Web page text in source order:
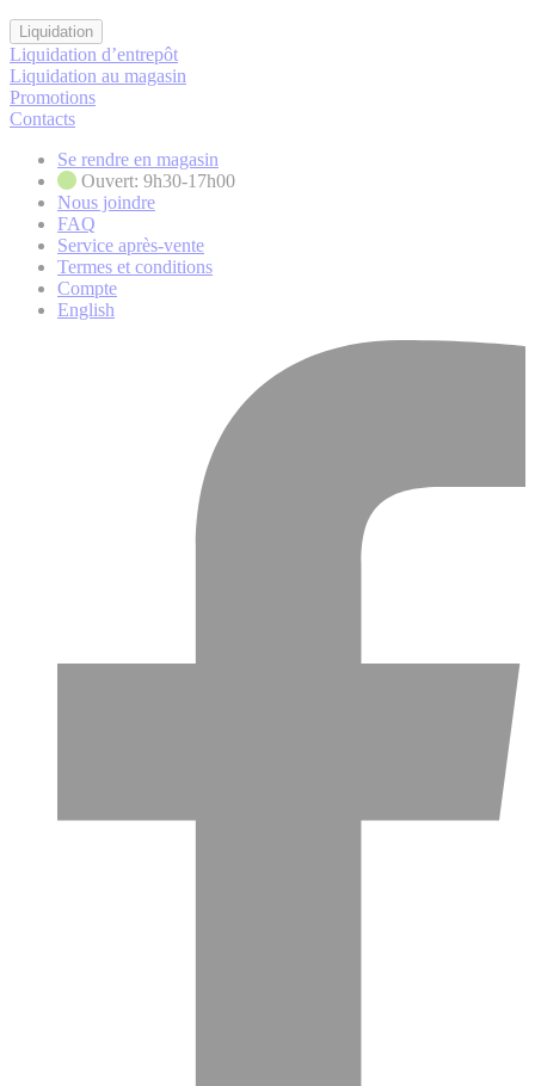
Liquidation
Liquidation d’entrepôt
Liquidation au magasin
Promotions
Contacts
Se rendre en magasin
Ouvert: 9h30-17h00
Nous joindre
FAQ
Service après-vente
Termes et conditions
Compte
English